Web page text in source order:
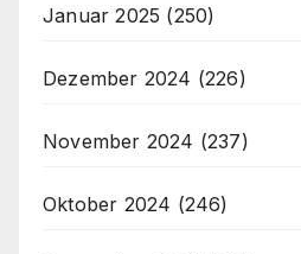
Januar 2025 (250)
Dezember 2024 (226)
November 2024 (237)
Oktober 2024 (246)